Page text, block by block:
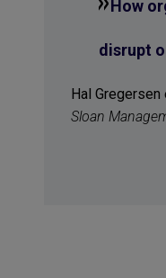
How
disrupt
Hal Gregersen
Sloan